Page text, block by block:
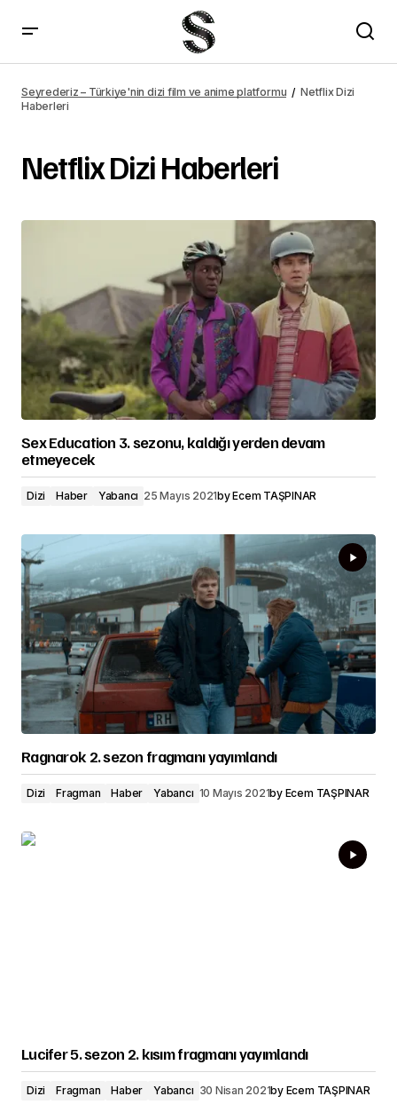
Seyrederiz – Türkiye'nin dizi film ve anime platformu
Netflix Dizi
Haberleri
Netflix Dizi Haberleri
Sex Education 3. sezonu, kaldığı yerden devam
etmeyecek
Dizi Haber Yabancı 25 Mayıs 2021byEcem TAŞPINAR
Ragnarok 2. sezon fragmanı yayımlandı
Dizi Fragman Haber Yabancı 10 Mayıs 2021by Ecem TAŞPINAR
Lucifer 5. sezon 2. kısım fragmanı yayımlandı
Dizi Fragman Haber Yabancı 30 Nisan 2021by Ecem TAŞPINAR